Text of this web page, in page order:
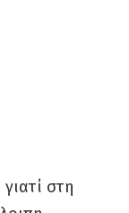
στη